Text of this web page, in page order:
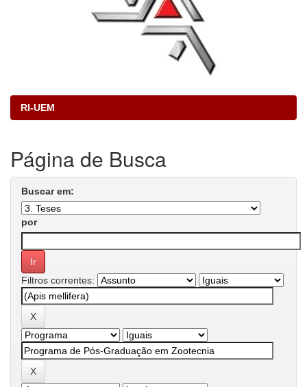
RI-UEM
Página de Busca
Buscar em:
por
Filtros correntes: